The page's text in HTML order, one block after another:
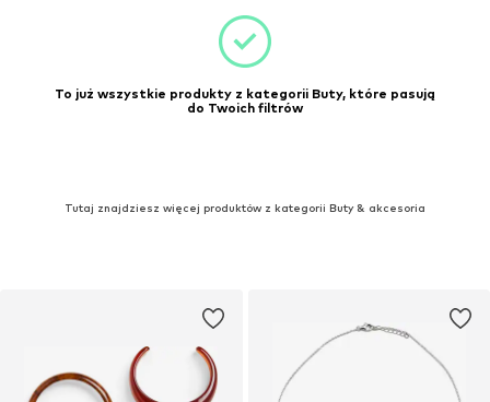
To już wszystkie produkty z kategorii Buty, które pasują
do Twoich filtrów
Tutaj znajdziesz więcej produktów z kategorii Buty & akcesoria